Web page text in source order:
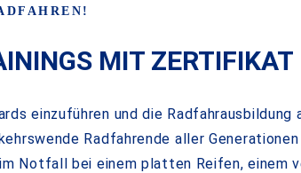
MIT ZERTIFIKAT
einzuführen und die
Radfahrende aller
Notfall bei einem platten Reifen, einem